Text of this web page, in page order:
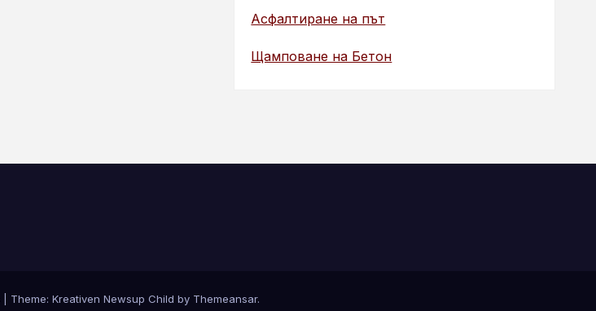
Асфалтиране на път
Щамповане на Бетон
Theme: Kreativen Newsup Child by Themeansar.